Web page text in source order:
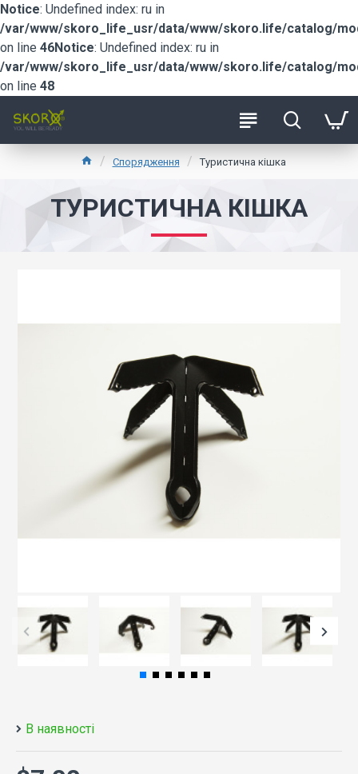
Notice: Undefined index: ru in
/var/www/skoro_life_usr/data/www/skoro.life/catalog/
on line 46Notice: Undefined index: ru in
/var/www/skoro_life_usr/data/www/skoro.life/catalog/
on line 48
Спорядження Туристична кішка
ТУРИСТИЧНА КІШКА
В наявності